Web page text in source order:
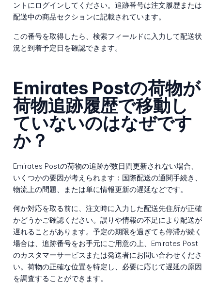
ントにログインしてください。追跡番号は注文履歴または
配送中の商品セクションに記載されています。
この番号を取得したら、検索フィールドに入力して配送状
況と到着予定日を確認できます。
Emirates Postの荷物が
荷物追跡履歴で移動し
ていないのはなぜです
か？
Emirates Postの荷物の追跡が数日間更新されない場合、
いくつかの要因が考えられます：国際配送の通関手続き、
物流上の問題、または単に情報更新の遅延などです。
何か対応を取る前に、注文時に入力した配送先住所が正確
かどうかご確認ください。誤りや情報の不足により配送が
遅れることがあります。予定の期限を過ぎても停滞が続く
場合は、追跡番号をお手元にご用意の上、Emirates Post
のカスタマーサービスまたは発送者にお問い合わせくださ
い。荷物の正確な位置を特定し、必要に応じて遅延の原因
を調査することができます。